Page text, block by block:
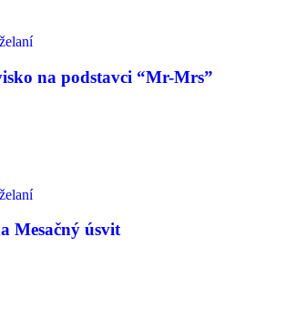
na podstavci “Mr-Mrs”
Mesačný úsvit